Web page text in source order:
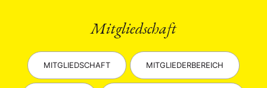
Mitgliedschaft
MITGLIEDSCHAFT MITGLIEDERBEREICH